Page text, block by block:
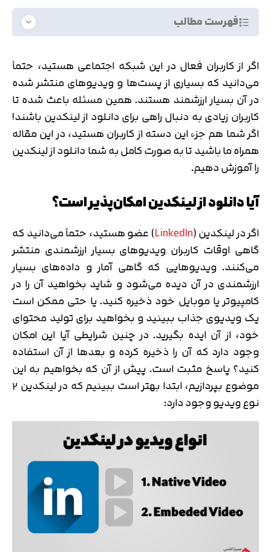
فهرست مطالب
اگر از کاربران فعال در این شبکه اجتماعی هستید، حتماً
می‌دانید که بسیاری از پست‌ها و ویدیوهای منتشر شده
در آن بسیار ارزشمند هستند. همین مسئله باعث شده تا
کاربران زیادی به دنبال راهی برای دانلود از لینکدین باشند!
اگر شما هم جزء این دسته از کاربران هستید، در این مقاله
همراه ما باشید تا به صورت کامل به شما دانلود از لینکدین
را آموزش دهیم.
آیا دانلود از لینکدین امکان‌پذیر است؟
اگر در لینکدین (LinkedIn) عضو هستید، حتماً می‌دانید که
گاهی اوقات کاربران ویدیوهای بسیار ارزشمندی منتشر
می‌کنند. ویدیوهایی که گاهی آمار و داده‌های بسیار
ارزشمندی در آن دیده می‌شود و شاید بخواهید آن را در
کامپیوتر یا موبایل خود ذخیره کنید. یا حتی ممکن است
یک ویدیوی جذاب ببینید و بخواهید برای تولید محتوای
خود، از آن ایده بگیرید. در چنین شرایطی آیا این امکان
وجود دارد که آن را ذخیره کرده و بعدها از آن استفاده
کنید؟ پاسخ مثبت است. پیش از آن که بخواهیم به این
موضوع بپردازیم، ابتدا بهتر است ببینیم که در لینکدین 2
نوع ویدیو وجود دارد: